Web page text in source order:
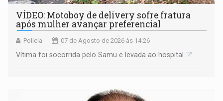
VÍDEO: Motoboy de delivery sofre fratura
após mulher avançar preferencial
Polícia 07 de Agosto de 2026 às 14:26
Vítima foi socorrida pelo Samu e levada ao hospital